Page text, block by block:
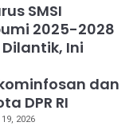
SMSI
2025-2028
Dilantik, Ini
dan
DPR RI
2026